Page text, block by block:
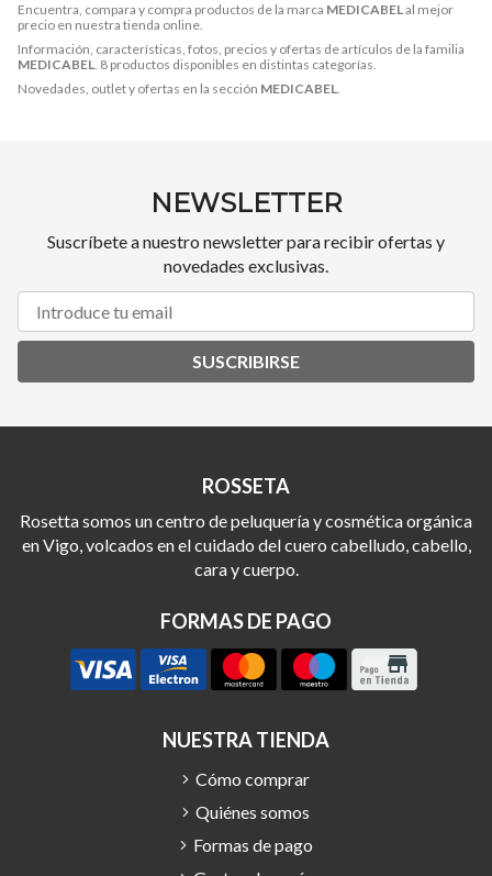
Encuentra, compara y compra productos de la marca MEDICABELal mejor
precio en nuestra tienda online.
Información, características, fotos, precios y ofertas de artículos de la familia
MEDICABEL. 8 productos disponibles en distintas categorías.
Novedades, outlet y ofertas en la sección MEDICABEL.
NEWSLETTER
Suscríbete a nuestro newsletter para recibir ofertas y
novedades exclusivas.
SUSCRIBIRSE
ROSSETA
Rosetta somos un centro de peluquería y cosmética orgánica
en Vigo, volcados en el cuidado del cuero cabelludo, cabello,
cara y cuerpo.
FORMAS DE PAGO
NUESTRA TIENDA
Cómo comprar
Quiénes somos
Formas de pago